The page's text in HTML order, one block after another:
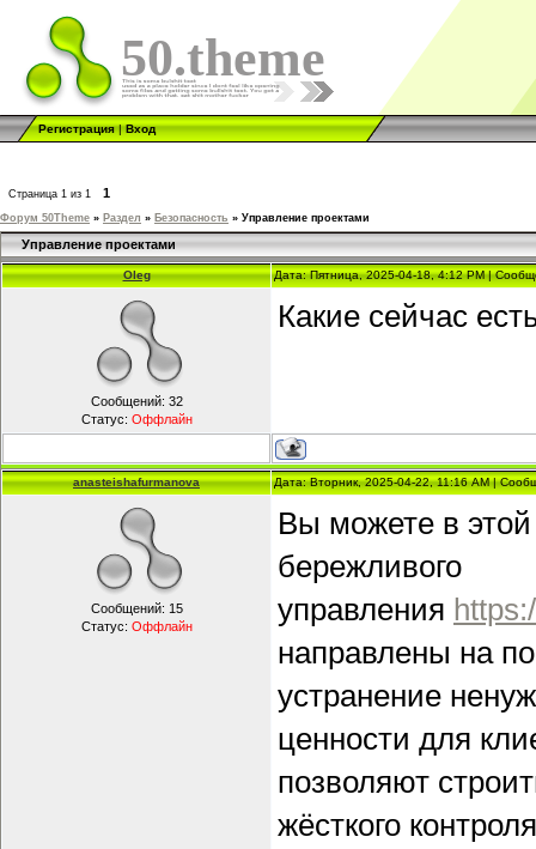
50.theme
Регистрация|Вход
Страница 1 из 1 1
Форум 50Theme » Раздел » Безопасность » Управление проектами
Управление проектами
Oleg Дата: Пятница, 2025-04-18, 4:12 PM |
Сообщений: 32
Статус: Оффлайн
Какие сейчас
anasteishafurmanova Дата: Вторник, 2025-04-22, 11:16 AM |
Сообщений: 15
Статус: Оффлайн
Вы можете в этой
бережливого
управления
направлены на
устранение
ценности для
позволяют
жёсткого